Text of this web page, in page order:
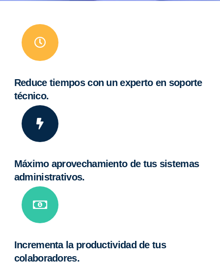
Reduce tiempos con un experto en soporte
técnico.
Máximo aprovechamiento de tus sistemas
administrativos.
Incrementa la productividad de tus
colaboradores.